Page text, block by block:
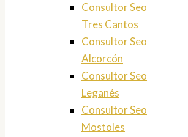
Consultor Seo
Tres Cantos
Consultor Seo
Alcorcón
Consultor Seo
Leganés
Consultor Seo
Mostoles